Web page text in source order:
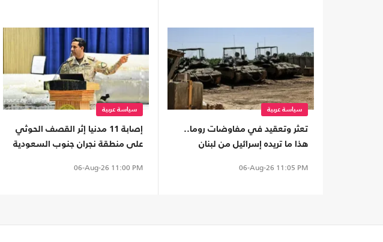
سياسة عربية
تعثر وتعقيد في مفاوضات روما..
هذا ما تريده إسرائيل من لبنان
06-Aug-26 11:05 PM
سياسة عربية
إصابة 11 مدنيا إثر القصف الحوثي
على منطقة نجران جنوب السعودية
06-Aug-26 11:00 PM